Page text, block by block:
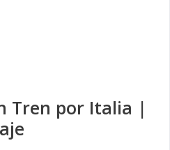
Tren por Italia |